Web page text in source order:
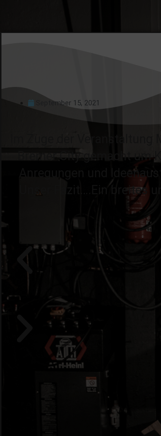
September 15, 2021
Im Zuge der
Bremer City gemacht um
Anregungen und
Unser Fazit….Ein breites